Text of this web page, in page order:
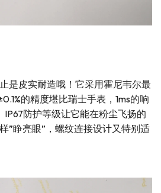
是皮实耐造哦！它采用霍尼韦尔最
的精度堪比瑞士手表，1ms的响
IP67防护等级让它能在粉尘飞扬的
”睁亮眼”，螺纹连接设计又特别适